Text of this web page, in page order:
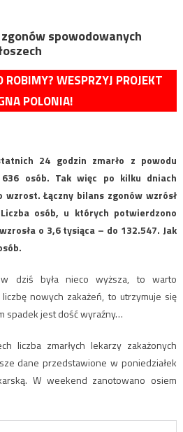
spowodowanych
ROBIMY? WESPRZYJ PROJEKT
POLONIA!
24 godzin zmarło z powodu
osób. Tak więc po kilku dniach
wzrost. Łączny bilans zgonów wzrósł
osób, u których potwierdzono
o 3,6 tysiąca – do 132.547. Jak
dziś była nieco wyższa, to warto
nowych zakażeń, to utrzymuje się
spadek jest dość wyraźny…
liczba zmarłych lekarzy zakażonych
dane przedstawione w poniedziałek
W weekend zanotowano osiem